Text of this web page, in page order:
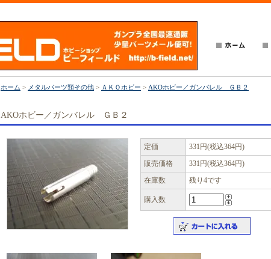
ホーム > メタルパーツ類その他 > ＡＫＯホビー > AKOホビー／ガンバレル ＧＢ２
AKOホビー／ガンバレル ＧＢ２
定価
331円(税込364円)
販売価格
331円(税込364円)
在庫数
残り4です
購入数